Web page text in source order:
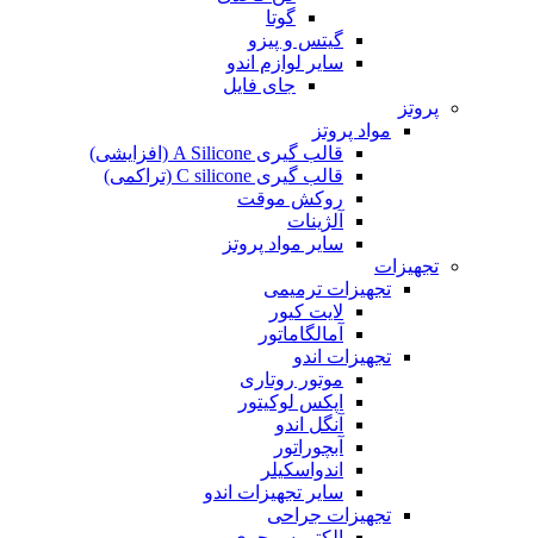
گوتا
گیتس و پیزو
سایر لوازم اندو
جای فایل
پروتز
مواد پروتز
قالب گیری A Silicone (افزایشی)
قالب گیری C silicone (تراکمی)
روکش موقت
آلژینات
سایر مواد پروتز
تجهیزات
تجهیزات ترمیمی
لایت کیور
آمالگاماتور
تجهیزات اندو
موتور روتاری
اپکس لوکیتور
آنگل اندو
آبچوراتور
اندواسکیلر
سایر تجهیزات اندو
تجهیزات جراحی